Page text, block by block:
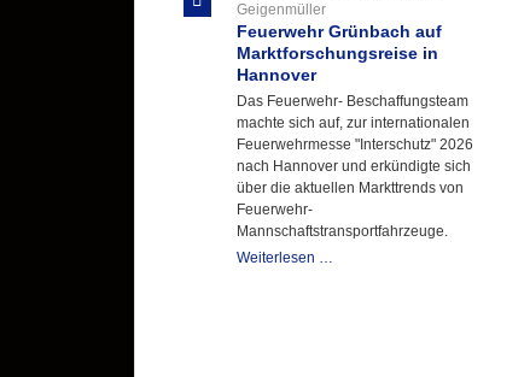
Hannover
aus
Geigenmüller
Feuerwehr Grünbach auf
Marktforschungsreise in
Hannover
Das Feuerwehr- Beschaffungsteam
machte sich auf, zur internationalen
Feuerwehrmesse "Interschutz" 2026
nach Hannover und erkündigte sich
über die aktuellen Markttrends von
Feuerwehr-
Mannschaftstransportfahrzeuge.
Weiterlesen …